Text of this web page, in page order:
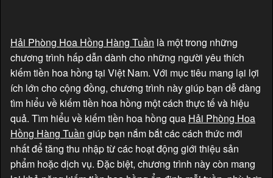
Hải Phòng Hoa Hồng Hàng Tuần là một trong những
chương trình hấp dẫn dành cho những người yêu thích
kiếm tiền hoa hồng tại Việt Nam. Với mục tiêu mang lại lợi
ích lớn cho cộng đồng, chương trình này giúp bạn dễ dàng
tìm hiểu về kiếm tiền hoa hồng một cách thực tế và hiệu
quả. Tìm hiểu về kiếm tiền hoa hồng qua Hải Phòng Hoa
Hồng Hàng Tuần giúp bạn nắm bắt các cách thức mới
nhất để tăng thu nhập từ các hoạt động giới thiệu sản
phẩm hoặc dịch vụ. Đặc biệt, chương trình này còn mang